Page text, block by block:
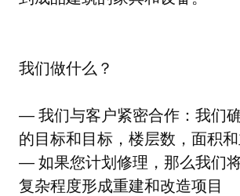
我们做什么？
— 我们与客户紧密合作：我们
的目标和目标，楼层数，面积
— 如果您计划修理，那么我们
复杂程度形成重建和改造项目